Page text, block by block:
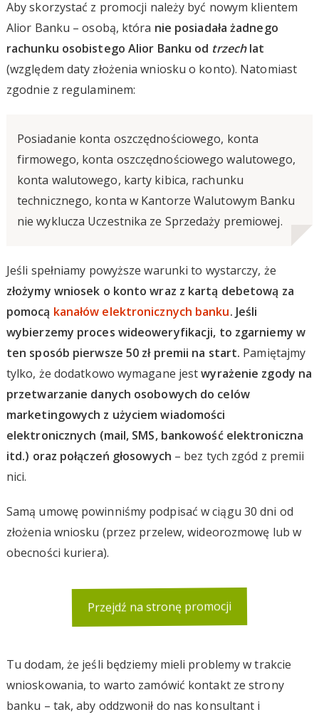
Aby skorzystać z promocji należy być nowym klientem
Alior Banku – osobą, która nie posiadała żadnego
rachunku osobistego Alior Banku od trzechlat
(względem daty złożenia wniosku o konto). Natomiast
zgodnie z regulaminem:
Posiadanie konta oszczędnościowego, konta
firmowego, konta oszczędnościowego walutowego,
konta walutowego, karty kibica, rachunku
technicznego, konta w Kantorze Walutowym Banku
nie wyklucza Uczestnika ze Sprzedaży premiowej.
Jeśli spełniamy powyższe warunki to wystarczy, że
złożymy wniosek o konto wraz z kartą debetową za
pomocą kanałów elektronicznych banku. Jeśli
wybierzemy proces wideoweryfikacji, to zgarniemy w
ten sposób pierwsze 50 zł premii na start. Pamiętajmy
tylko, że dodatkowo wymagane jestwyrażenie zgody na
przetwarzanie danych osobowych do celów
marketingowych z użyciem wiadomości
elektronicznych (mail, SMS, bankowość elektroniczna
itd.) oraz połączeń głosowych – bez tych zgód z premii
nici.
Samą umowę powinniśmy podpisać w ciągu 30 dni od
złożenia wniosku (przez przelew, wideorozmowę lub w
obecności kuriera).
Przejdź na stronę promocji
Tu dodam, że jeśli będziemy mieli problemy w trakcie
wnioskowania, to warto zamówić kontakt ze strony
banku – tak, aby oddzwonił do nas konsultant i